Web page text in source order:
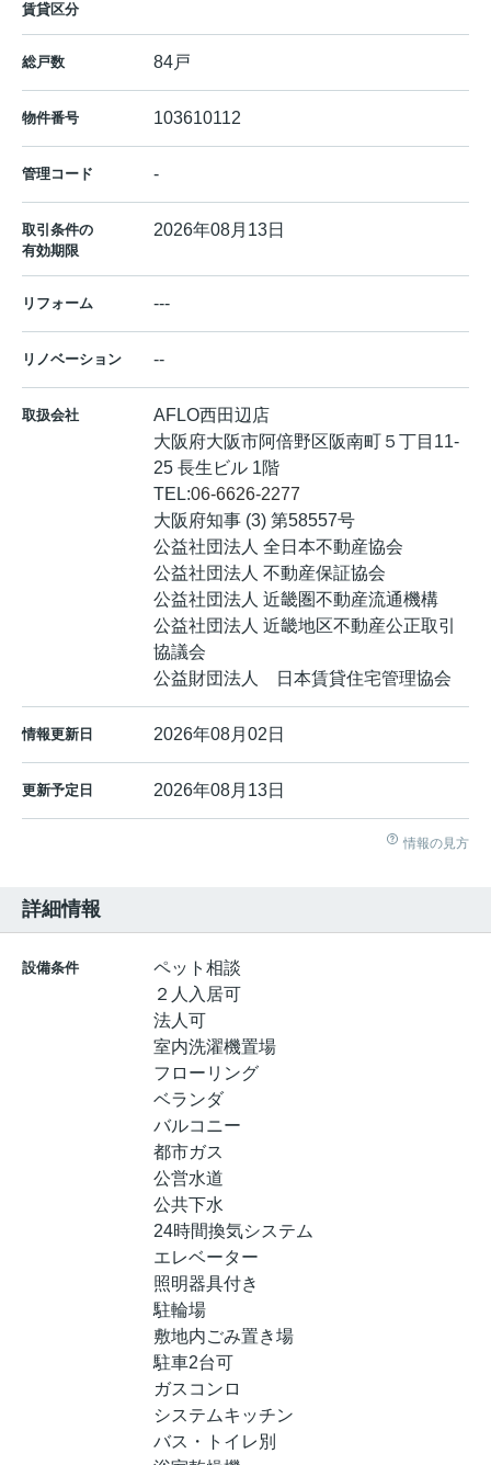
賃貸区分
総戸数 84戸
物件番号 103610112
管理コード -
取引条件の
有効期限
2026年08月13日
リフォーム ---
リノベーション --
取扱会社
AFLO西田辺店
大阪府大阪市阿倍野区阪南町５丁目11-
25 長生ビル 1階
TEL:06-6626-2277
大阪府知事 (3) 第58557号
公益社団法人 全日本不動産協会
公益社団法人 不動産保証協会
公益社団法人 近畿圏不動産流通機構
公益社団法人 近畿地区不動産公正取引
協議会
公益財団法人 日本賃貸住宅管理協会
情報更新日 2026年08月02日
更新予定日 2026年08月13日
情報の見方
詳細情報
設備条件
ペット相談
２人入居可
法人可
室内洗濯機置場
フローリング
ベランダ
バルコニー
都市ガス
公営水道
公共下水
24時間換気システム
エレベーター
照明器具付き
駐輪場
敷地内ごみ置き場
駐車2台可
ガスコンロ
システムキッチン
バス・トイレ別